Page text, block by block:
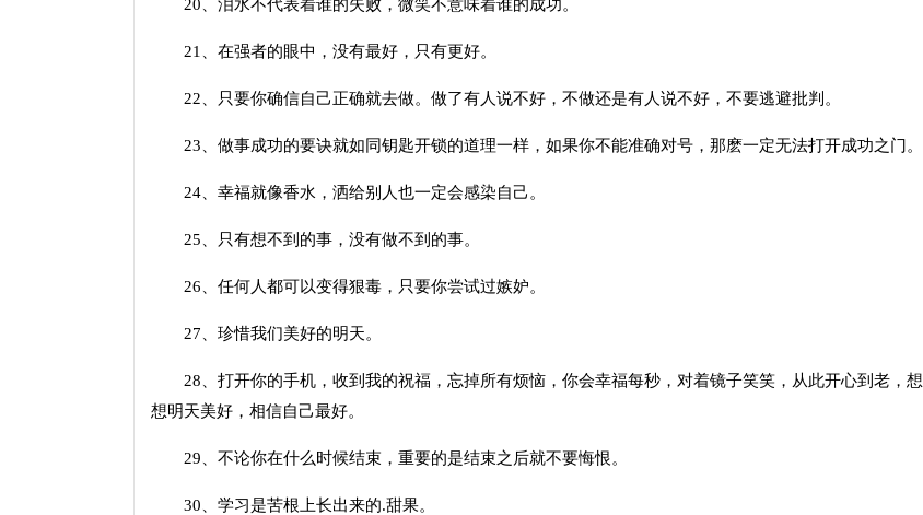
20、泪水不代表着谁的失败，微笑不意味着谁的成功。
21、在强者的眼中，没有最好，只有更好。
22、只要你确信自己正确就去做。做了有人说不好，不做还是有人说不好，不要逃避批判。
23、做事成功的要诀就如同钥匙开锁的道理一样，如果你不能准确对号，那麽一定无法打开成功之门。
24、幸福就像香水，洒给别人也一定会感染自己。
25、只有想不到的事，没有做不到的事。
26、任何人都可以变得狠毒，只要你尝试过嫉妒。
27、珍惜我们美好的明天。
28、打开你的手机，收到我的祝福，忘掉所有烦恼，你会幸福每秒，对着镜子笑笑，从此开心到老，想
想明天美好，相信自己最好。
29、不论你在什么时候结束，重要的是结束之后就不要悔恨。
30、学习是苦根上长出来的.甜果。